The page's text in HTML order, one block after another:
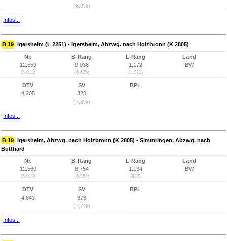
(6,9%)
Infos...
B 19 Igersheim (L 2251) - Igersheim, Abzwg. nach Holzbronn (K 2805)
Nr.
12.559
(5.018)
B-Rang
9.036
(6.635)
L-Rang
1.172
(1.021)
Land
BW
DTV
4.205
SV
328
(7,8%)
BPL
Infos...
B 19 Igersheim, Abzwg. nach Holzbronn (K 2805) - Simmringen, Abzwg. nach
Bütthard
Nr.
12.560
(5.019)
B-Rang
8.754
(6.354)
L-Rang
1.134
(983)
Land
BW
DTV
4.843
SV
373
(7,7%)
BPL
Infos...